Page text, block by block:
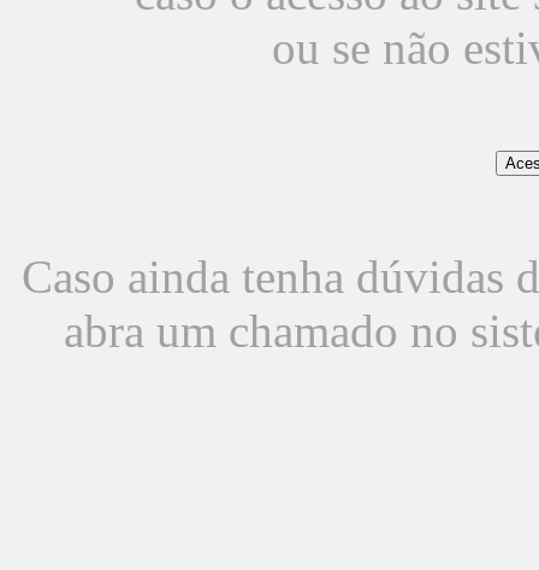
ou se não
Caso ainda tenha dúvidas
abra um chamado no